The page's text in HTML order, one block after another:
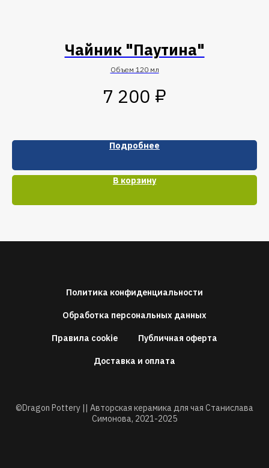
Чайник "Паутина"
Объем 120 мл
7 200 ₽
Подробнее
В корзину
Политика конфиденциальности
Обработка персональных данных
Правила cookie Публичная оферта
Доставка и оплата
©Dragon Pottery || Авторская керамика для чая Станислава
Симонова, 2021-2025